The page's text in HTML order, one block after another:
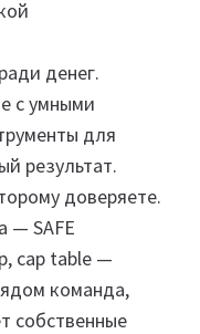
денег.
с умными
для
результат.
доверяете.
— SAFE
cap table —
команда,
собственные